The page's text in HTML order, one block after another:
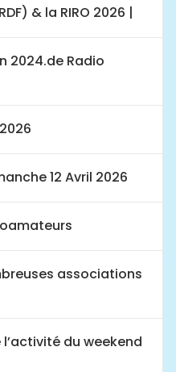
& la RIRO 2026 |
2024.de Radio
12 Avril 2026
associations
l’activité du weekend